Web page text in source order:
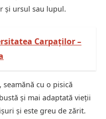
și ursul sau lupul.
Carpaților –
seamănă cu o pisică
și mai adaptată vieții
și este greu de zărit.